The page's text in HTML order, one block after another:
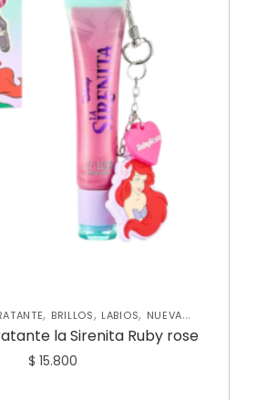
, BRILLOS, LABIOS, NUEVA
COLECCIÓNla Sirenita Ruby rose
$ 15.800